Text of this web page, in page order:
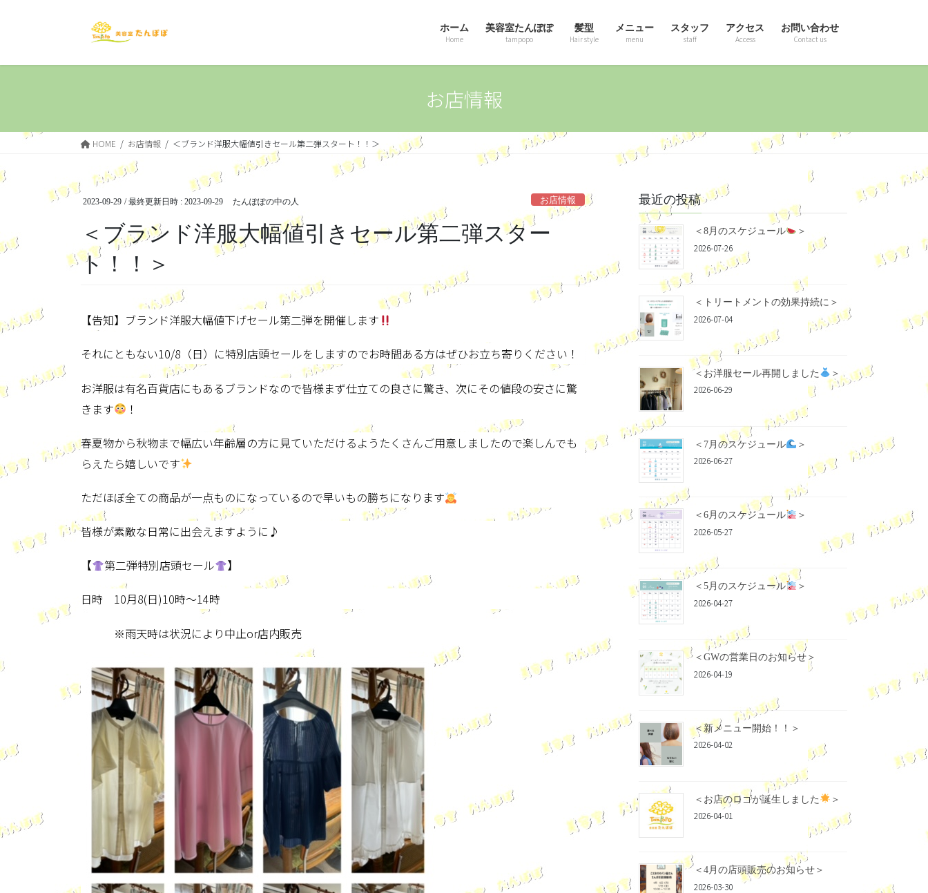
ホーム
Home
美容室たんぽぽ
tampopo
髪型
Hair style
メニュー
menu
スタッフ
staff
アクセス
Access
お問い合わせ
Contact us
お店情報
HOME お店情報 ＜ブランド洋服大幅値引きセール第二弾スタート！！＞
2023-09-29 / 最終更新日時 : 2023-09-29 たんぽぽの中の人 お店情報
＜ブランド洋服大幅値引きセール第二弾スター
ト！！＞
【告知】ブランド洋服大幅値下げセール第二弾を開催します
それにともない10/8（日）に特別店頭セールをしますのでお時間ある方はぜひお立ち寄りください！
お洋服は有名百貨店にもあるブランドなので皆様まず仕立ての良さに驚き、次にその値段の安さに驚
きます
！
春夏物から秋物まで幅広い年齢層の方に見ていただけるようたくさんご用意しましたので楽しんでも
らえたら嬉しいです
ただほぼ全ての商品が一点ものになっているので早いもの勝ちになります
皆様が素敵な日常に出会えますように♪
【 第二弾特別店頭セール 】
日時 10月8(日)10時〜14時
※雨天時は状況により中止or店内販売
最近の投稿
＜8月のスケジュール ＞
2026-07-26
＜トリートメントの効果持続に＞
2026-07-04
＜お洋服セール再開しました ＞
2026-06-29
＜7月のスケジュール ＞
2026-06-27
＜6月のスケジュール ＞
2026-05-27
＜5月のスケジュール ＞
2026-04-27
＜GWの営業日のお知らせ＞
2026-04-19
＜新メニュー開始！！＞
2026-04-02
＜お店のロゴが誕生しました ＞
2026-04-01
＜4月の店頭販売のお知らせ＞
2026-03-30